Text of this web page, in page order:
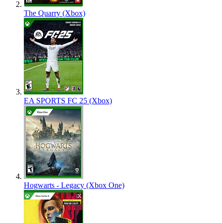
The Quarry (Xbox)
EA SPORTS FC 25 (Xbox)
Hogwarts - Legacy (Xbox One)